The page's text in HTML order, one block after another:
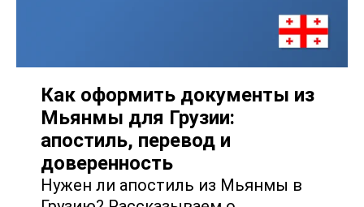
Как оформить документы из
Мьянмы для Грузии:
апостиль, перевод и
доверенность
Нужен ли апостиль из Мьянмы в